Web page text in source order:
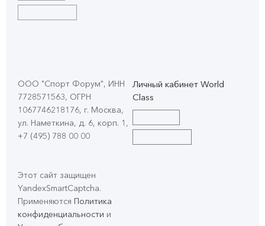
ООО "Спорт Форум", ИНН
7728571563, ОГРН
1067746218176, г. Москва,
ул. Наметкина, д. 6, корп. 1 ,
+7 (495) 788 00 00
Этот сайт защищен
YandexSmartCaptcha.
Применяются Политика
конфиденциальности и
Личный кабинет World
Class